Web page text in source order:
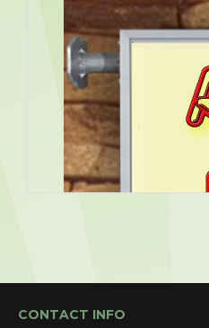
CONTACT INFO